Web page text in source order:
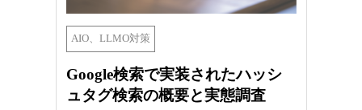
AIO、LLMO対策
Google検索で実装されたハッシ
ュタグ検索の概要と実態調査